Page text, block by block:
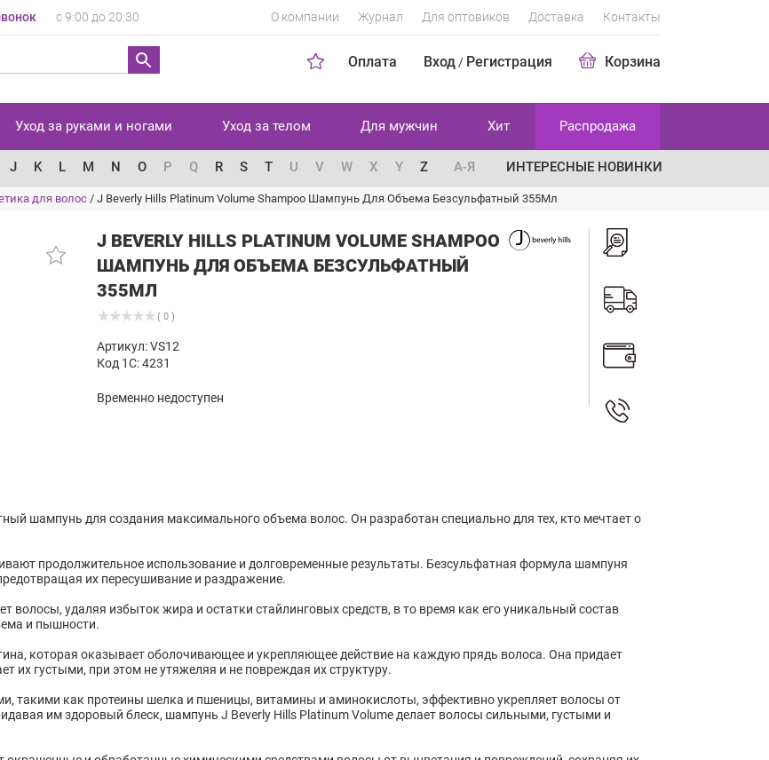
с 9:00 до 20:30 О компании Журнал Для оптовиков Доставка Контакты
Оплата Вход / Регистрация Корзина
Уход за руками и ногами Уход за телом Для мужчин Хит Распродажа
J K L M N O P Q R S T U V W X Y Z А-Я ИНТЕРЕСНЫЕ НОВИНКИ
для волос / J Beverly Hills Platinum Volume Shampoo Шампунь Для Объема Безсульфатный 355Мл
J BEVERLY HILLS PLATINUM VOLUME SHAMPOO
ШАМПУНЬ ДЛЯ ОБЪЕМА БЕЗСУЛЬФАТНЫЙ
355МЛ
( 0 )
Артикул: VS12
Код 1С: 4231
Временно недоступен
шампунь для создания максимального объема волос. Он разработан специально для тех, кто мечтает о
продолжительное использование и долговременные результаты. Безсульфатная формула шампуня
их пересушивание и раздражение.
волосы, удаляя избыток жира и остатки стайлинговых средств, в то время как его уникальный состав
и пышности.
которая оказывает оболочивающее и укрепляющее действие на каждую прядь волоса. Она придает
их густыми, при этом не утяжеляя и не повреждая их структуру.
такими как протеины шелка и пшеницы, витамины и аминокислоты, эффективно укрепляет волосы от
им здоровый блеск, шампунь J Beverly Hills Platinum Volume делает волосы сильными, густыми и